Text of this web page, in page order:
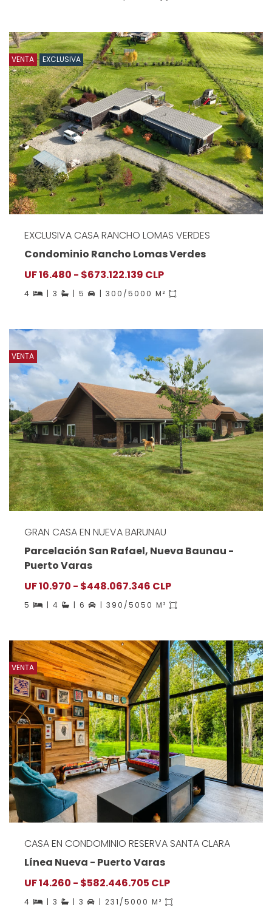
VENTA EXCLUSIVA
EXCLUSIVA CASA RANCHO LOMAS VERDES
Condominio Rancho Lomas Verdes
UF 16.480 - $673.122.139 CLP
4 | 3 | 5 | 300/5000 M²
VENTA
GRAN CASA EN NUEVA BARUNAU
Parcelación San Rafael, Nueva Baunau -
Puerto Varas
UF 10.970 - $448.067.346 CLP
5 | 4 | 6 | 390/5050 M²
VENTA
CASA EN CONDOMINIO RESERVA SANTA CLARA
Línea Nueva - Puerto Varas
UF 14.260 - $582.446.705 CLP
4 | 3 | 3 | 231/5000 M²